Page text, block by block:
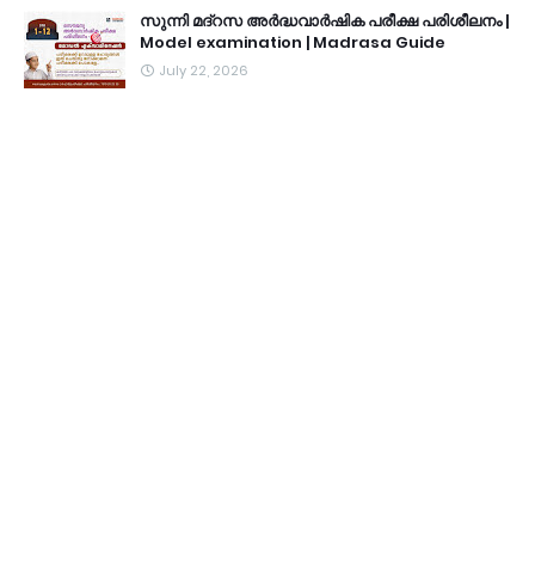
സുന്നി മദ്റസ അർദ്ധവാർഷിക പരീക്ഷ പരിശീലനം |
Model examination | Madrasa Guide
July 22, 2026